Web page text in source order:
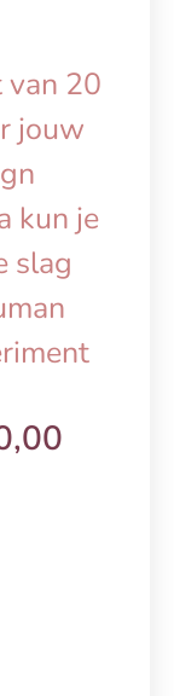
van 20
jouw
kun je
slag